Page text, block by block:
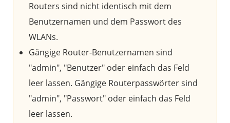
Routers sind nicht identisch mit dem
Benutzernamen und dem Passwort des
WLANs.
Gängige Router-Benutzernamen sind
"admin", "Benutzer" oder einfach das Feld
leer lassen. Gängige Routerpasswörter sind
"admin", "Passwort" oder einfach das Feld
leer lassen.